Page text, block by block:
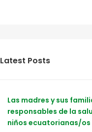
Latest Posts
Las madres y sus
responsables de la
niños ecuatorianas/os